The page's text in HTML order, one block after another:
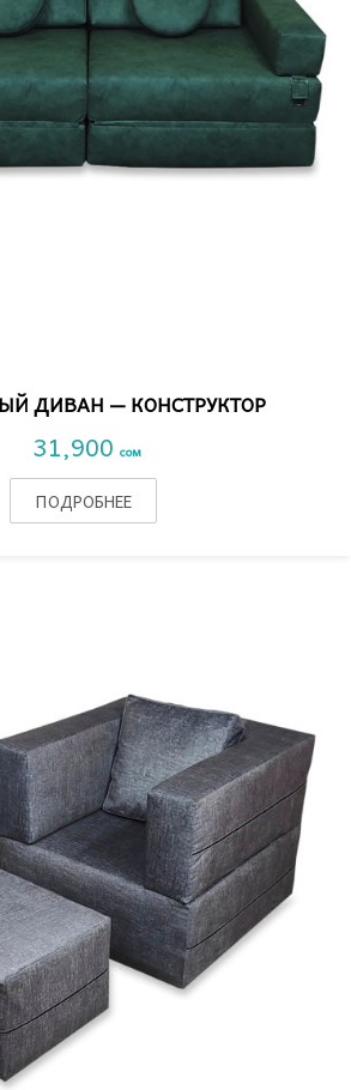
ДИВАН — КОНСТРУКТОР
31,900 сом
ПОДРОБНЕЕ